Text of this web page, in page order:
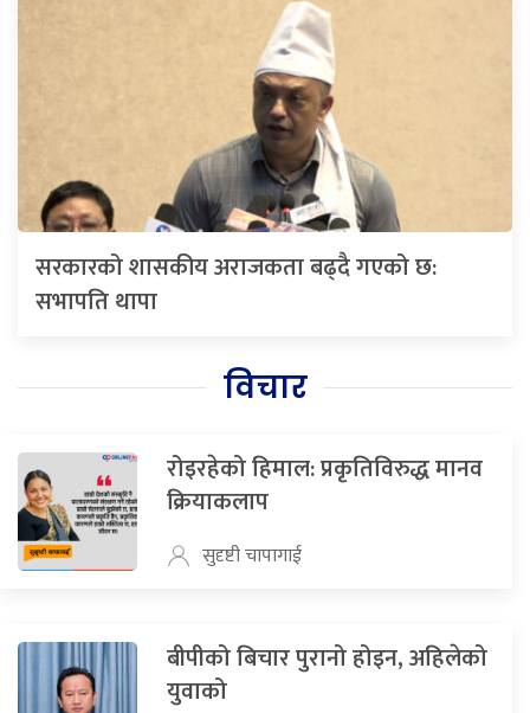
सरकारको शासकीय अराजकता बढ्दै गएको छ:
सभापति थापा
विचार
रोइरहेको हिमाल: प्रकृतिविरुद्ध मानव
क्रियाकलाप
सुदृष्टी चापागाई
बीपीको बिचार पुरानो होइन, अहिलेको
युवाको